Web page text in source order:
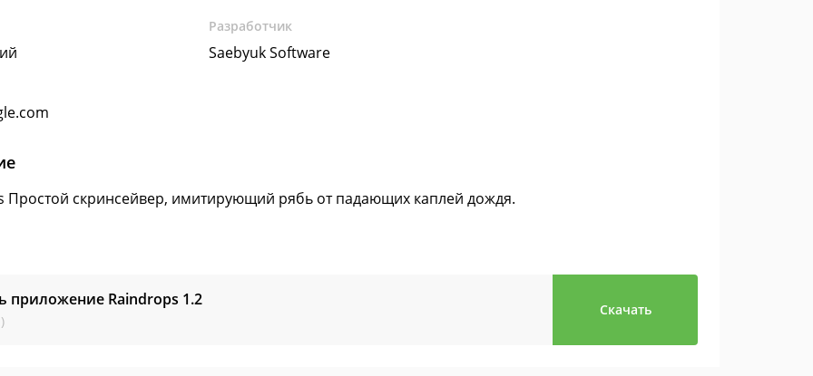
Разработчик
Saebyuk Software
Простой скринсейвер, имитирующий рябь от падающих каплей дождя.
приложение Raindrops 1.2
Скачать